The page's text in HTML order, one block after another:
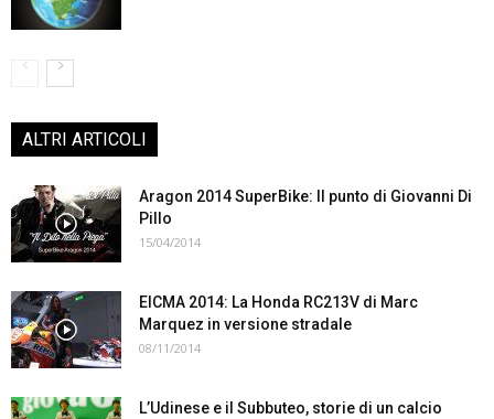
ALTRI ARTICOLI
Aragon 2014 SuperBike: Il punto di Giovanni Di
Pillo
15/04/2014
EICMA 2014: La Honda RC213V di Marc
Marquez in versione stradale
08/11/2014
L’Udinese e il Subbuteo, storie di un calcio